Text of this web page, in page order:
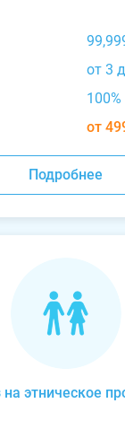
от 3
100%
от
Подробнее
этническое